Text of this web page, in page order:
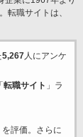
転職サイトは、
5,267人にアンケ
転職サイト 」ラ
を評価。さらに